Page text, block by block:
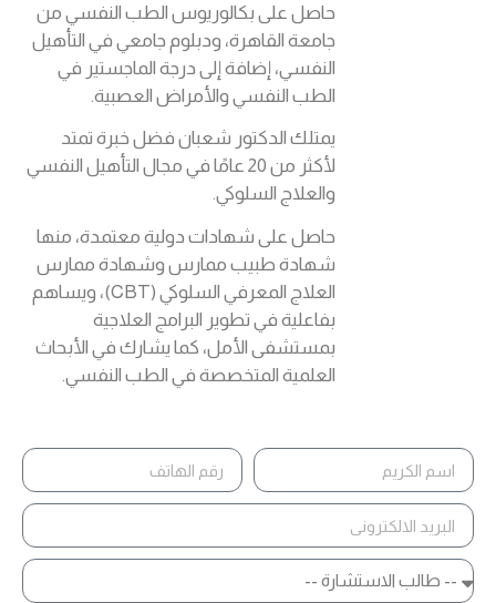
حاصل على بكالوريوس الطب النفسي من
جامعة القاهرة، ودبلوم جامعي في التأهيل
النفسي، إضافة إلى درجة الماجستير في
الطب النفسي والأمراض العصبية.
يمتلك الدكتور شعبان فضل خبرة تمتد
لأكثر من 20 عامًا في مجال التأهيل النفسي
والعلاج السلوكي.
حاصل على شهادات دولية معتمدة، منها
شهادة طبيب ممارس وشهادة ممارس
العلاج المعرفي السلوكي (CBT)، ويساهم
بفاعلية في تطوير البرامج العلاجية
بمستشفى الأمل، كما يشارك في الأبحاث
العلمية المتخصصة في الطب النفسي.